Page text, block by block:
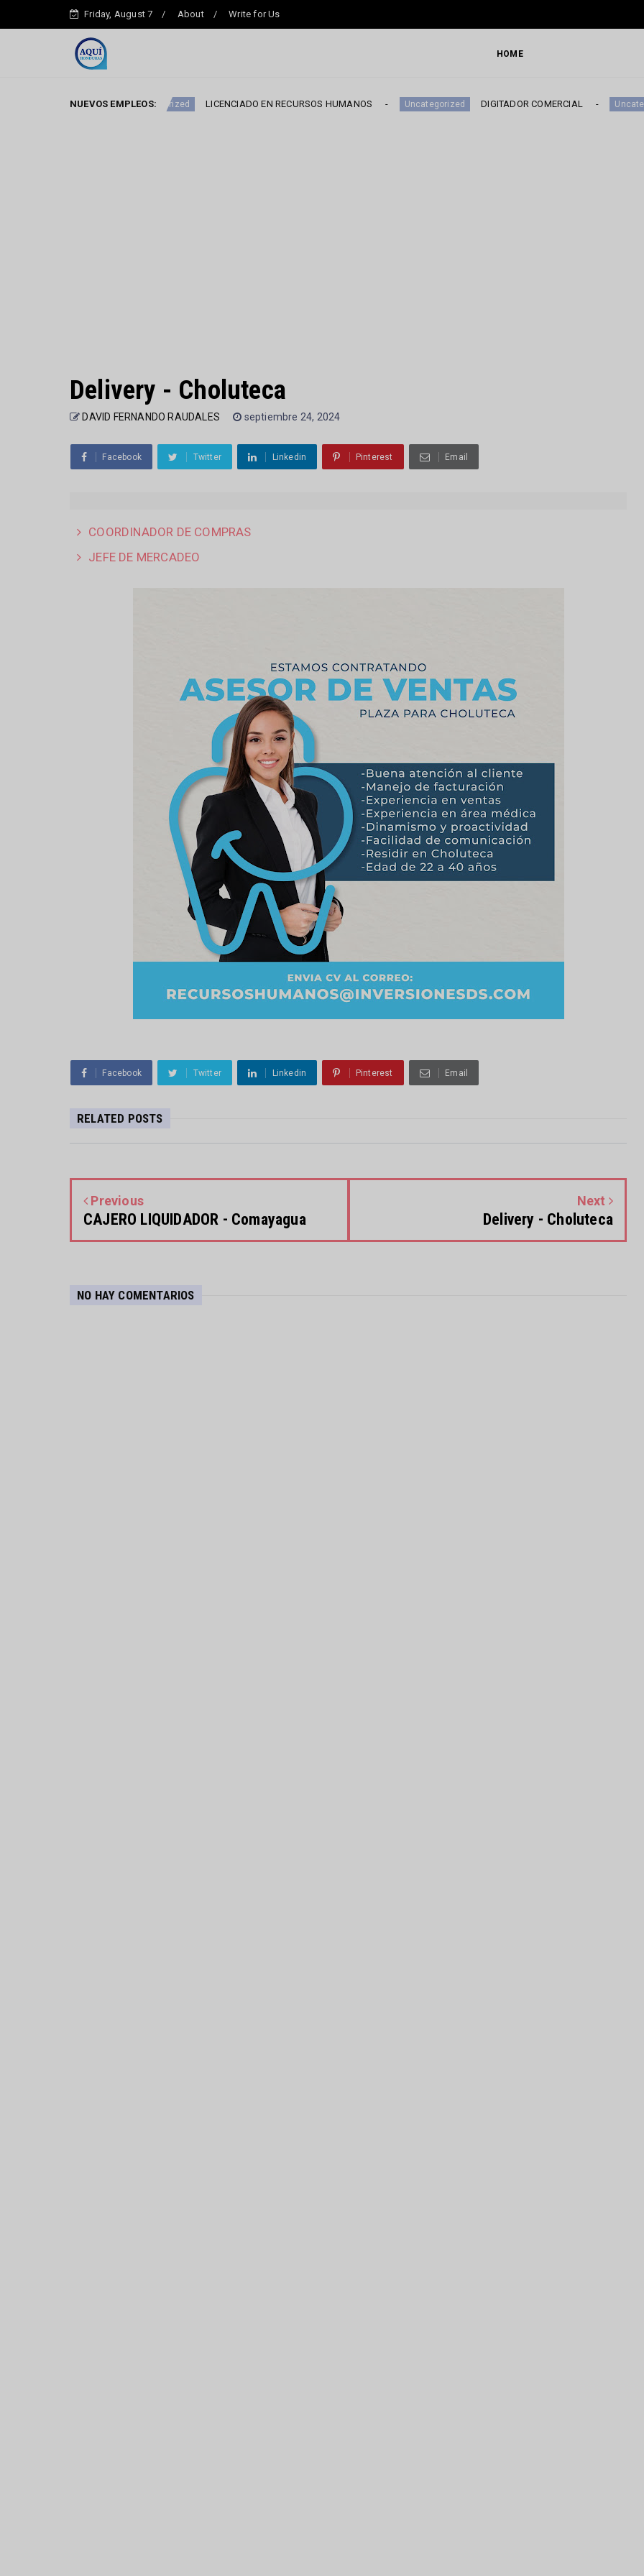
Friday, August 7 About Write for Us
HOME
NUEVOS EMPLEOS:
Uncategorized LICENCIADO EN RECURSOS HUMANOS Uncategorized DIGITADOR COMERCIAL Uncategorized
Delivery - Choluteca
DAVID FERNANDO RAUDALES septiembre 24, 2024
Facebook Twitter Linkedin Pinterest Email
COORDINADOR DE COMPRAS
JEFE DE MERCADEO
Facebook Twitter Linkedin Pinterest Email
RELATED POSTS
Previous
CAJERO LIQUIDADOR - Comayagua
Next
Delivery - Choluteca
NO HAY COMENTARIOS